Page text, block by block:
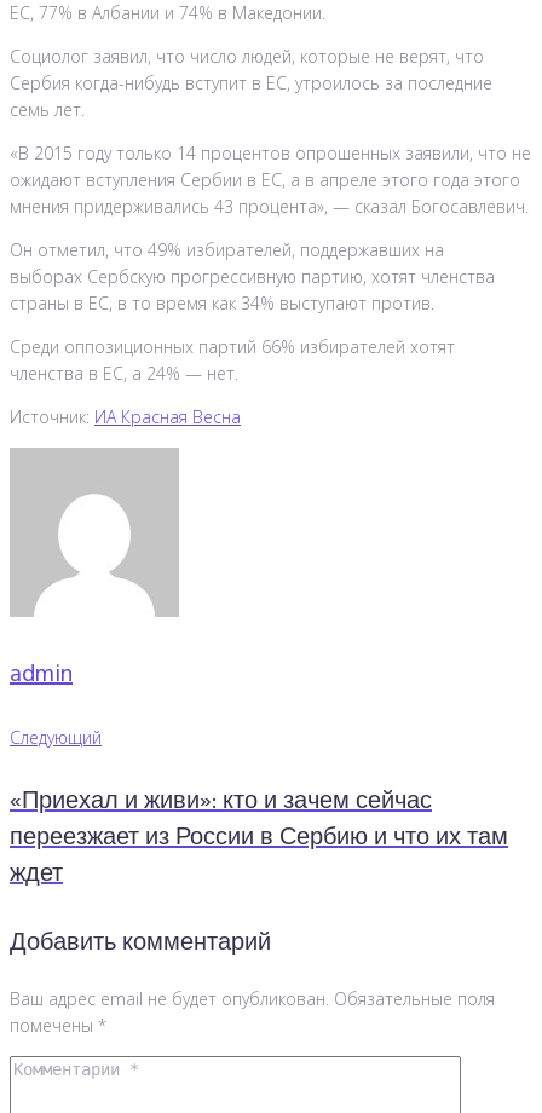
ЕС, 77% в Албании и 74% в Македонии.
Социолог заявил, что число людей, которые не верят, что
Сербия когда-нибудь вступит в ЕС, утроилось за последние
семь лет.
«В 2015 году только 14 процентов опрошенных заявили, что не
ожидают вступления Сербии в ЕС, а в апреле этого года этого
мнения придерживались 43 процента», — сказал Богосавлевич.
Он отметил, что 49% избирателей, поддержавших на
выборах Сербскую прогрессивную партию, хотят членства
страны в ЕС, в то время как 34% выступают против.
Среди оппозиционных партий 66% избирателей хотят
членства в ЕС, а 24% — нет.
Источник: ИА Красная Весна
admin
Навигация
по
записям
Следующий
Следующий
«Приехал и живи»: кто и зачем сейчас
переезжает из России в Сербию и что их там
ждет
Добавить комментарий
Ваш адрес email не будет опубликован. Обязательные поля
помечены *